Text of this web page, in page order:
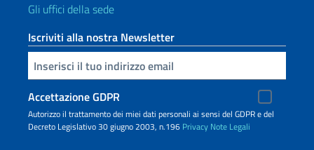
Gli uffici della sede
Iscriviti alla nostra Newsletter
Inserisci la tua email
Accettazione GDPR
Autorizzo il trattamento dei miei dati personali ai sensi del GDPR e del
Decreto Legislativo 30 giugno 2003, n.196 Privacy Note Legali